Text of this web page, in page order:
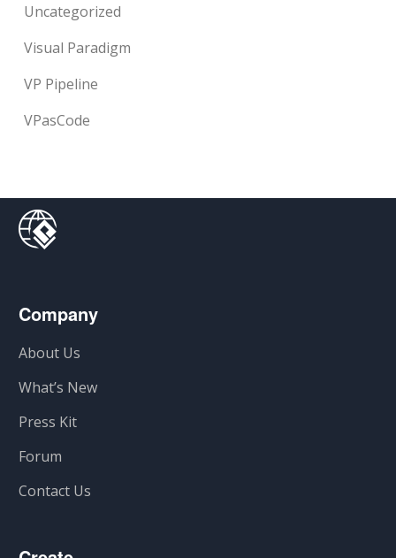
Uncategorized
Visual Paradigm
VP Pipeline
VPasCode
Company
About Us
What’s New
Press Kit
Forum
Contact Us